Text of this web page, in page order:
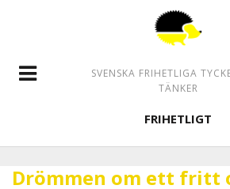
SVENSKA FRIHETLIGA
TÄNKER
FRIHETLIGT
Drömmen om ett fritt